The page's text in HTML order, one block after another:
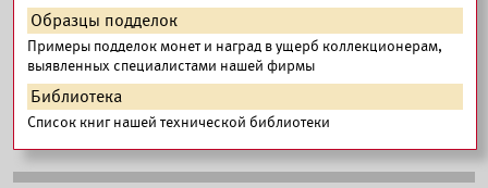
Образцы подделок
Примеры подделок монет и наград в ущерб коллекционерам,
выявленных специалистами нашей фирмы
Библиотека
Список книг нашей технической библиотеки